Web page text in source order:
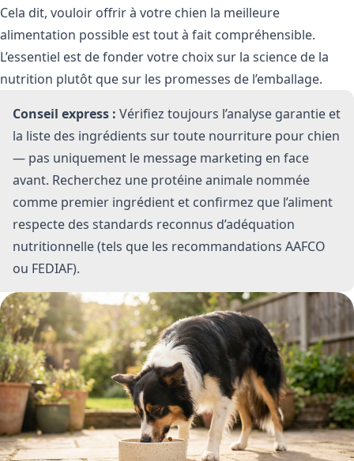
Cela dit, vouloir offrir à votre chien la meilleure
alimentation possible est tout à fait compréhensible.
L’essentiel est de fonder votre choix sur la science de la
nutrition plutôt que sur les promesses de l’emballage.
Conseil express : Vérifiez toujours l’analyse garantie et
la liste des ingrédients sur toute nourriture pour chien
— pas uniquement le message marketing en face
avant. Recherchez une protéine animale nommée
comme premier ingrédient et confirmez que l’aliment
respecte des standards reconnus d’adéquation
nutritionnelle (tels que les recommandations AAFCO
ou FEDIAF).